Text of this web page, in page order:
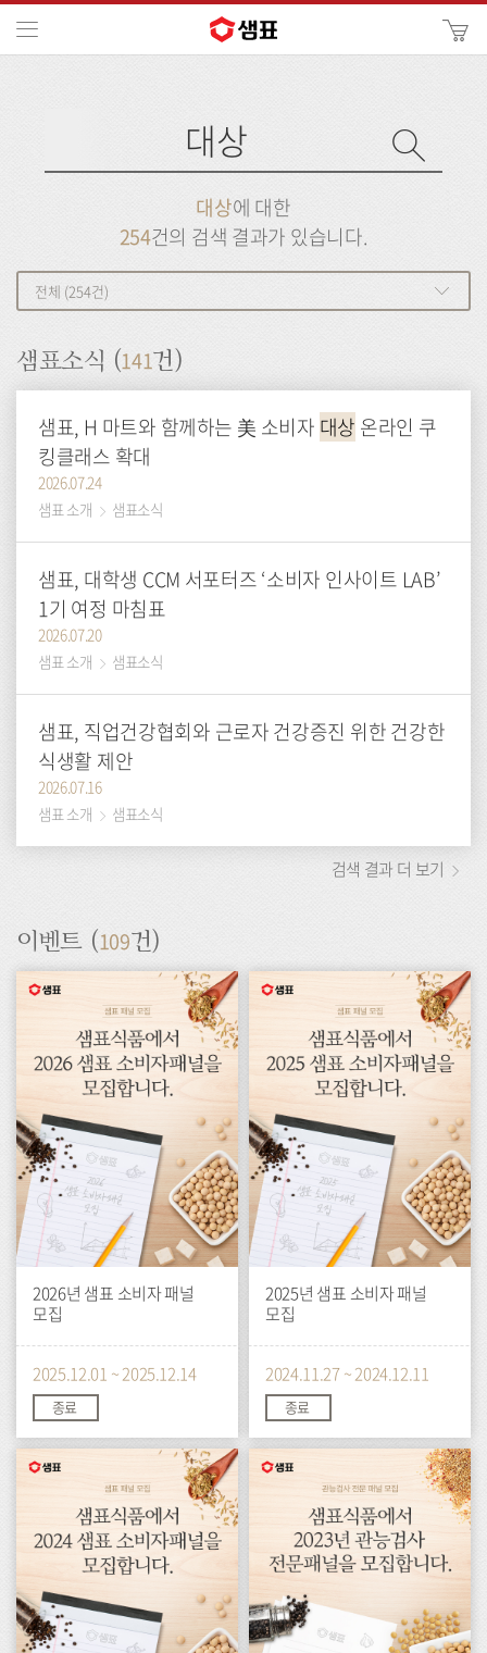
색
트
대상에 대한
254건의 검색 결과가 있습니다.
전체 (254건)
샘표소식 (141건)
샘표, H 마트와 함께하는 美 소비자 대상 온라인 쿠
킹클래스 확대
2026.07.24
샘표 소개
샘표소식
샘표, 대학생 CCM 서포터즈 ‘소비자 인사이트 LAB’
1기 여정 마침표
2026.07.20
샘표 소개
샘표소식
샘표, 직업건강협회와 근로자 건강증진 위한 건강한
식생활 제안
2026.07.16
샘표 소개
샘표소식
검색 결과 더 보기
이벤트 (109건)
2026년 샘표 소비자 패널
모집
2025.12.01 ~ 2025.12.14
종료
2025년 샘표 소비자 패널
모집
2024.11.27 ~ 2024.12.11
종료